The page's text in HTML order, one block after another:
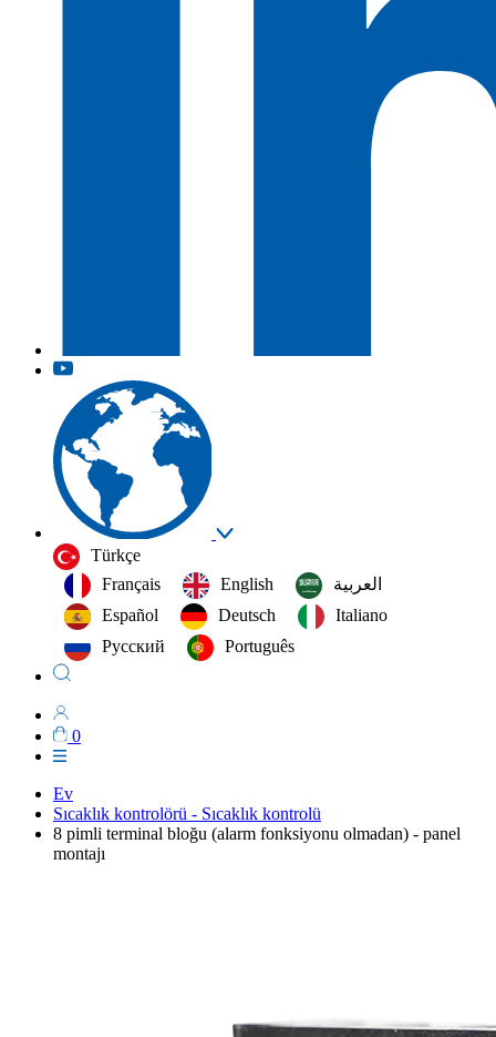
Türkçe
Français
English
العربية‏
Español
Deutsch
Italiano
Русский
Português
0
Ev
Sıcaklık kontrolörü - Sıcaklık kontrolü
8 pimli terminal bloğu (alarm fonksiyonu olmadan) - panel
montajı